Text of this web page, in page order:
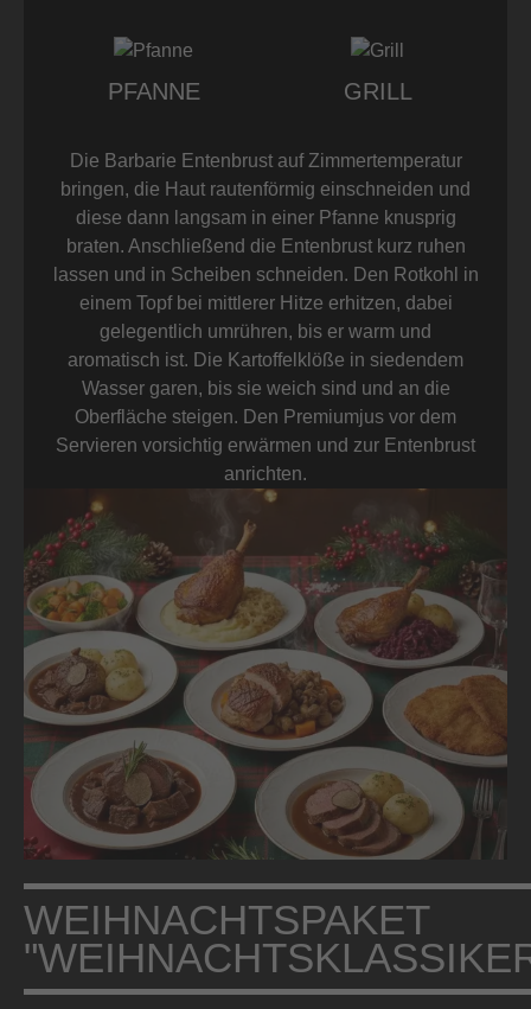
PFANNE GRILL
Die Barbarie Entenbrust auf Zimmertemperatur
bringen, die Haut rautenförmig einschneiden und
diese dann langsam in einer Pfanne knusprig
braten. Anschließend die Entenbrust kurz ruhen
lassen und in Scheiben schneiden. Den Rotkohl in
einem Topf bei mittlerer Hitze erhitzen, dabei
gelegentlich umrühren, bis er warm und
aromatisch ist. Die Kartoffelklöße in siedendem
Wasser garen, bis sie weich sind und an die
Oberfläche steigen. Den Premiumjus vor dem
Servieren vorsichtig erwärmen und zur Entenbrust
anrichten.
WEIHNACHTSPAKET